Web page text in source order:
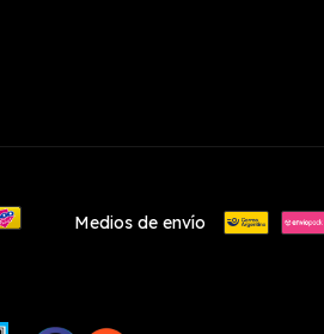
Medios de envío